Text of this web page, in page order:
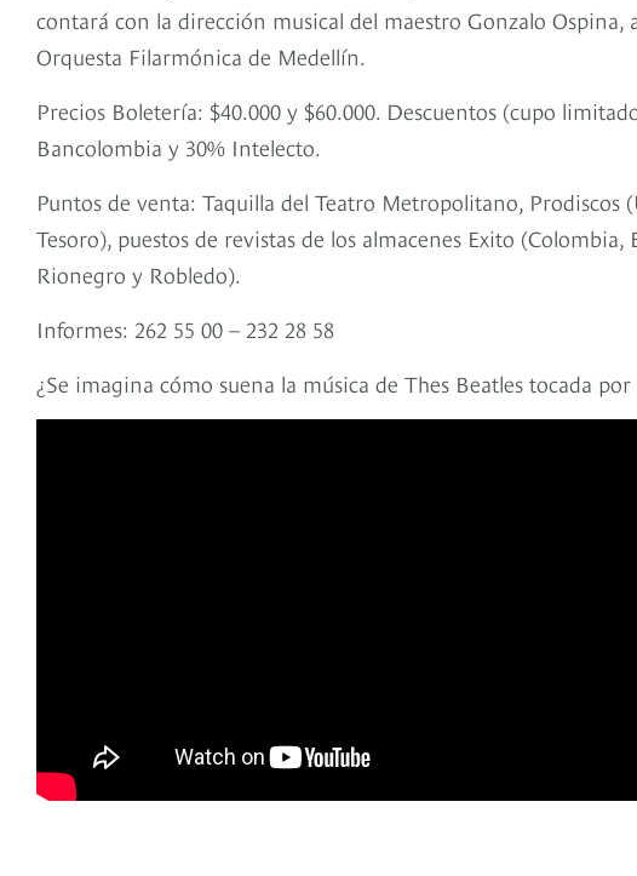
contará con la dirección musical del maestro Gonzalo
Orquesta Filarmónica de Medellín.
Precios Boletería: $40.000 y $60.000. Descuentos (cupo
Bancolombia y 30% Intelecto.
Puntos de venta: Taquilla del Teatro Metropolitano, Prodiscos
Tesoro), puestos de revistas de los almacenes Exito
Rionegro y Robledo).
Informes: 262 55 00 – 232 28 58
¿Se imagina cómo suena la música de Thes Beatles tocada